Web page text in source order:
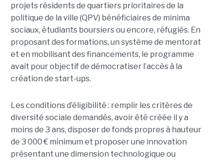
projets résidents de quartiers prioritaires de la
politique de la ville (QPV) bénéficiaires de minima
sociaux, étudiants boursiers ou encore, réfugiés. En
proposant des formations, un système de mentorat
et en mobilisant des financements, le programme
avait pour objectif de démocratiser l’accès à la
création de start-ups.
Les conditions d’éligibilité : remplir les critères de
diversité sociale demandés, avoir été créée il y a
moins de 3 ans, disposer de fonds propres à hauteur
de 3 000 € minimum et proposer une innovation
présentant une dimension technologique ou